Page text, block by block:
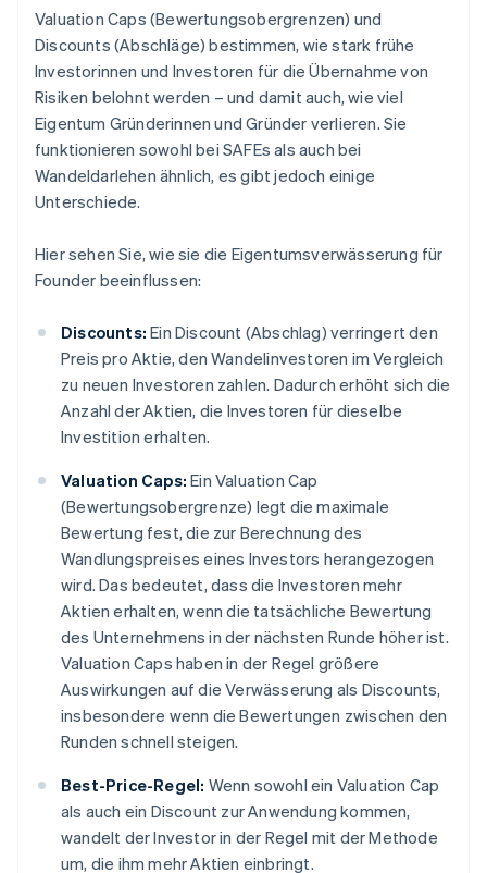
Valuation Caps (Bewertungsobergrenzen) und
Discounts (Abschläge) bestimmen, wie stark frühe
Investorinnen und Investoren für die Übernahme von
Risiken belohnt werden – und damit auch, wie viel
Eigentum Gründerinnen und Gründer verlieren. Sie
funktionieren sowohl bei SAFEs als auch bei
Wandeldarlehen ähnlich, es gibt jedoch einige
Unterschiede.
Hier sehen Sie, wie sie die Eigentumsverwässerung für
Founder beeinflussen:
Discounts: Ein Discount (Abschlag) verringert den
Preis pro Aktie, den Wandelinvestoren im Vergleich
zu neuen Investoren zahlen. Dadurch erhöht sich die
Anzahl der Aktien, die Investoren für dieselbe
Investition erhalten.
Valuation Caps: Ein Valuation Cap
(Bewertungsobergrenze) legt die maximale
Bewertung fest, die zur Berechnung des
Wandlungspreises eines Investors herangezogen
wird. Das bedeutet, dass die Investoren mehr
Aktien erhalten, wenn die tatsächliche Bewertung
des Unternehmens in der nächsten Runde höher ist.
Valuation Caps haben in der Regel größere
Auswirkungen auf die Verwässerung als Discounts,
insbesondere wenn die Bewertungen zwischen den
Runden schnell steigen.
Best-Price-Regel: Wenn sowohl ein Valuation Cap
als auch ein Discount zur Anwendung kommen,
wandelt der Investor in der Regel mit der Methode
um, die ihm mehr Aktien einbringt.